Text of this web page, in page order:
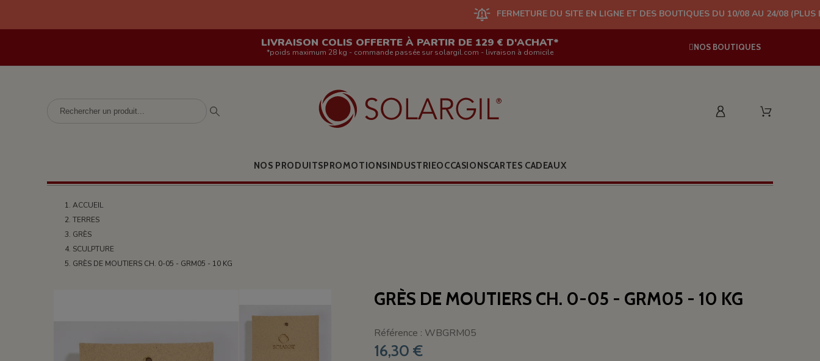
FERMETURE DU SITE EN LIGNE ET DES BOUTIQUES DU 10/08 AU 24/08 (PLUS
LIVRAISON COLIS OFFERTE À PARTIR DE 129 € D'ACHAT*
*poids maximum 28 kg - commande passée sur solargil.com - livraison à domicile
NOS BOUTIQUES
NOS PRODUITSPROMOTIONSINDUSTRIEOCCASIONSCARTES CADEAUX
ACCUEIL
TERRES
GRÈS
SCULPTURE
GRÈS DE MOUTIERS CH. 0-05 - GRM05 - 10 KG
GRÈS DE MOUTIERS CH. 0-05 - GRM05 - 10 KG
Référence : WBGRM05
16,30 €